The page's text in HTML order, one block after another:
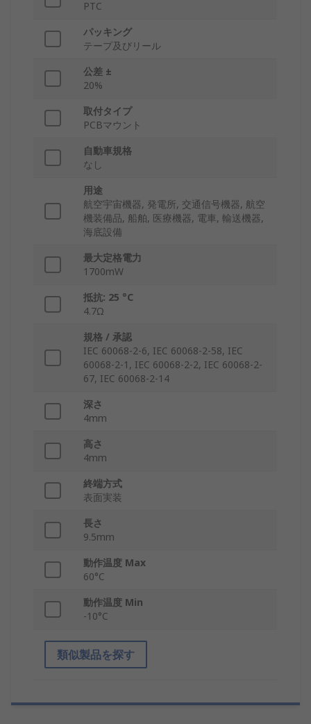
PTC
パッキング
テープ及びリール
公差 ±
20%
取付タイプ
PCBマウント
自動車規格
なし
用途
航空宇宙機器, 発電所, 交通信号機器, 航空
機装備品, 船舶, 医療機器, 電車, 輸送機器,
海底設備
最大定格電力
1700mW
抵抗: 25 °C
4.7Ω
規格 / 承認
IEC 60068-2-6, IEC 60068-2-58, IEC
60068-2-1, IEC 60068-2-2, IEC 60068-2-
67, IEC 60068-2-14
深さ
4mm
高さ
4mm
終端方式
表面実装
長さ
9.5mm
動作温度 Max
60°C
動作温度 Min
-10°C
類似製品を探す